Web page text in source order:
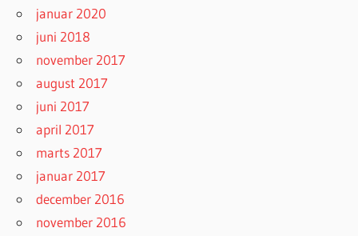
januar 2020
juni 2018
november 2017
august 2017
juni 2017
april 2017
marts 2017
januar 2017
december 2016
november 2016